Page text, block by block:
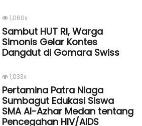
1,060x
Sambut HUT RI, Warga
Simonis Gelar Kontes
Dangdut di Gomara Swiss
1,033x
Pertamina Patra Niaga
Sumbagut Edukasi Siswa
SMA Al-Azhar Medan tentang
Pencegahan HIV/AIDS